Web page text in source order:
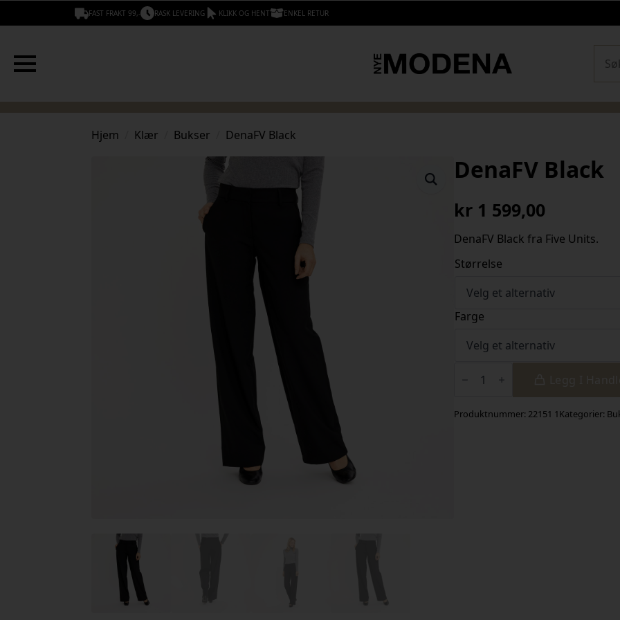
FAST FRAKT 99,- RASK LEVERING KLIKK OG HENT ENKEL RETUR
Hjem Klær Bukser DenaFV Black
DenaFV Black
kr 1 599,00
DenaFV Black fra Five Units.
Størrelse
Farge
Produktnummer: 22151 1Kategorier: